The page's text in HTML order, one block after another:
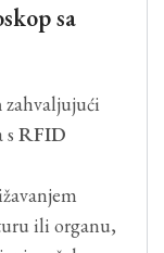
sa
zahvaljujući
s RFID
ili organu,